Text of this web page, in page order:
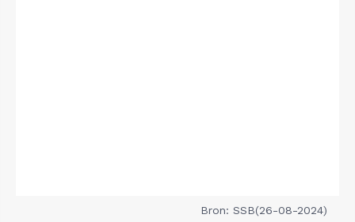
Bron: SSB(26-08-2024)